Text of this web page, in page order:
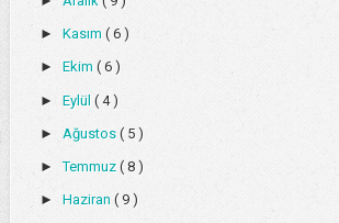
► Kasım ( 6 )
► Ekim ( 6 )
► Eylül ( 4 )
► Ağustos ( 5 )
►Temmuz ( 8 )
► Haziran ( 9 )